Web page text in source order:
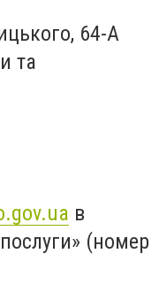
64-А
та
в
послуги» (номер